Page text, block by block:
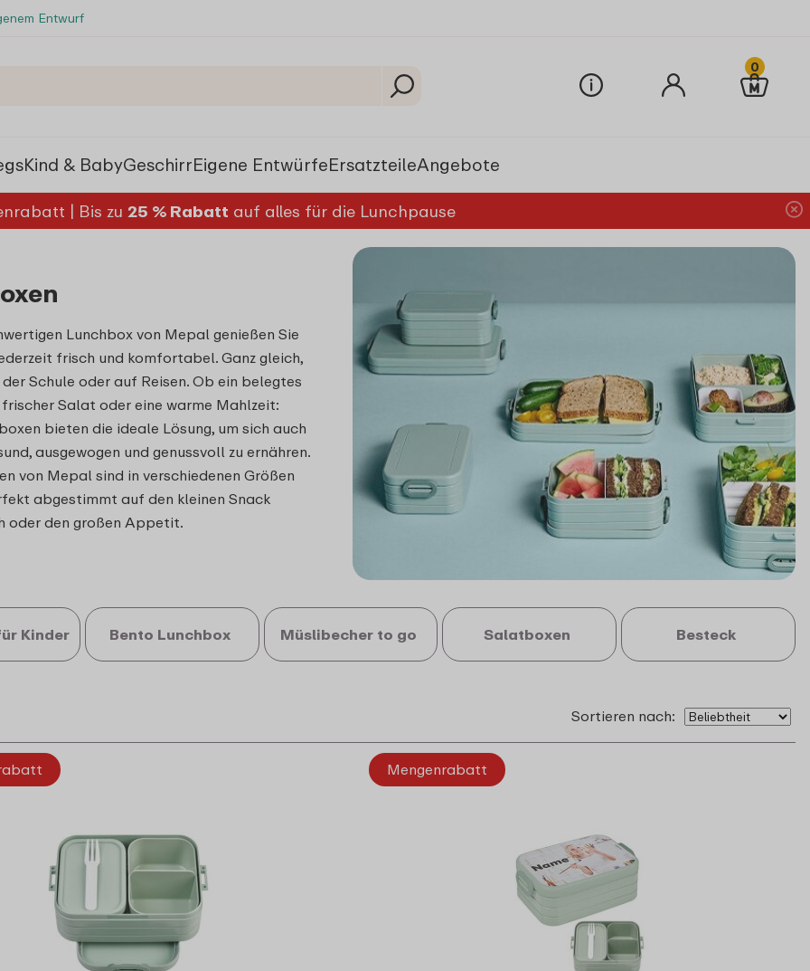
Entwurf
0
Kind & BabyGeschirrEigene EntwürfeErsatzteileAngebote
| Bis zu 25 % Rabatt auf alles für die Lunchpause
Lunchbox von Mepal genießen Sie
frisch und komfortabel. Ganz gleich,
Schule oder auf Reisen. Ob ein belegtes
frischer Salat oder eine warme Mahlzeit:
bieten die ideale Lösung, um sich auch
ausgewogen und genussvoll zu ernähren.
von Mepal sind in verschiedenen Größen
abgestimmt auf den kleinen Snack
oder den großen Appetit.
Kinder Bento Lunchbox Müslibecher to go Salatboxen Besteck
Sortieren nach:
Mengenrabatt